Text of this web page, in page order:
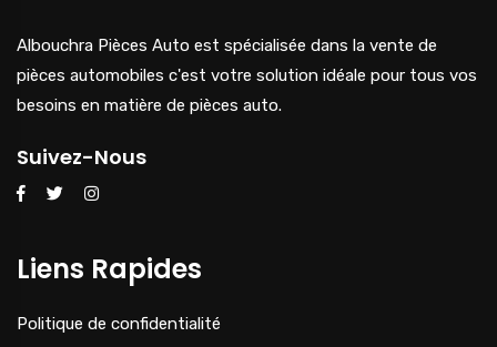
Albouchra Pièces Auto est spécialisée dans la vente de
pièces automobiles c'est votre solution idéale pour tous vos
besoins en matière de pièces auto.
Suivez-Nous
Liens Rapides
Politique de confidentialité